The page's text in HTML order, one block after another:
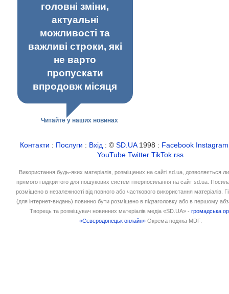
головні зміни,
актуальні
можливості та
важливі строки, які
не варто
пропускати
впродовж місяця
Читайте у наших новинах
Контакти : Послуги : Вхід : ©SD.UA1998 : Facebook Instagram
YouTube Twitter TikTok rss
Використання будь-яких матеріалів, розміщених на сайті sd.ua, дозволяється
прямого і відкритого для пошукових систем гіперпосилання на сайт sd.ua.
розміщено в незалежності від повного або часткового використання матеріалів.
(для інтернет-видань) повинно бути розміщено в підзаголовку або в першому
Творець та розміщувач новинних матеріалів медіа «SD.UA» -громадська
«Сєвєродонецьк онлайн» Окрема подяка MDF.